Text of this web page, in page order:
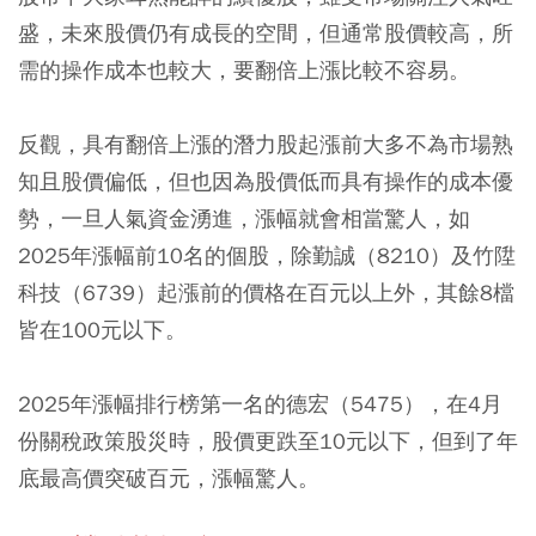
盛，未來股價仍有成長的空間，但通常股價較高，所
需的操作成本也較大，要翻倍上漲比較不容易。
反觀，具有翻倍上漲的潛力股起漲前大多不為市場熟
知且股價偏低，但也因為股價低而具有操作的成本優
勢，一旦人氣資金湧進，漲幅就會相當驚人，如
2025年漲幅前10名的個股，除勤誠（8210）及竹陞
科技（6739）起漲前的價格在百元以上外，其餘8檔
皆在100元以下。
2025年漲幅排行榜第一名的德宏（5475），在4月
份關稅政策股災時，股價更跌至10元以下，但到了年
底最高價突破百元，漲幅驚人。